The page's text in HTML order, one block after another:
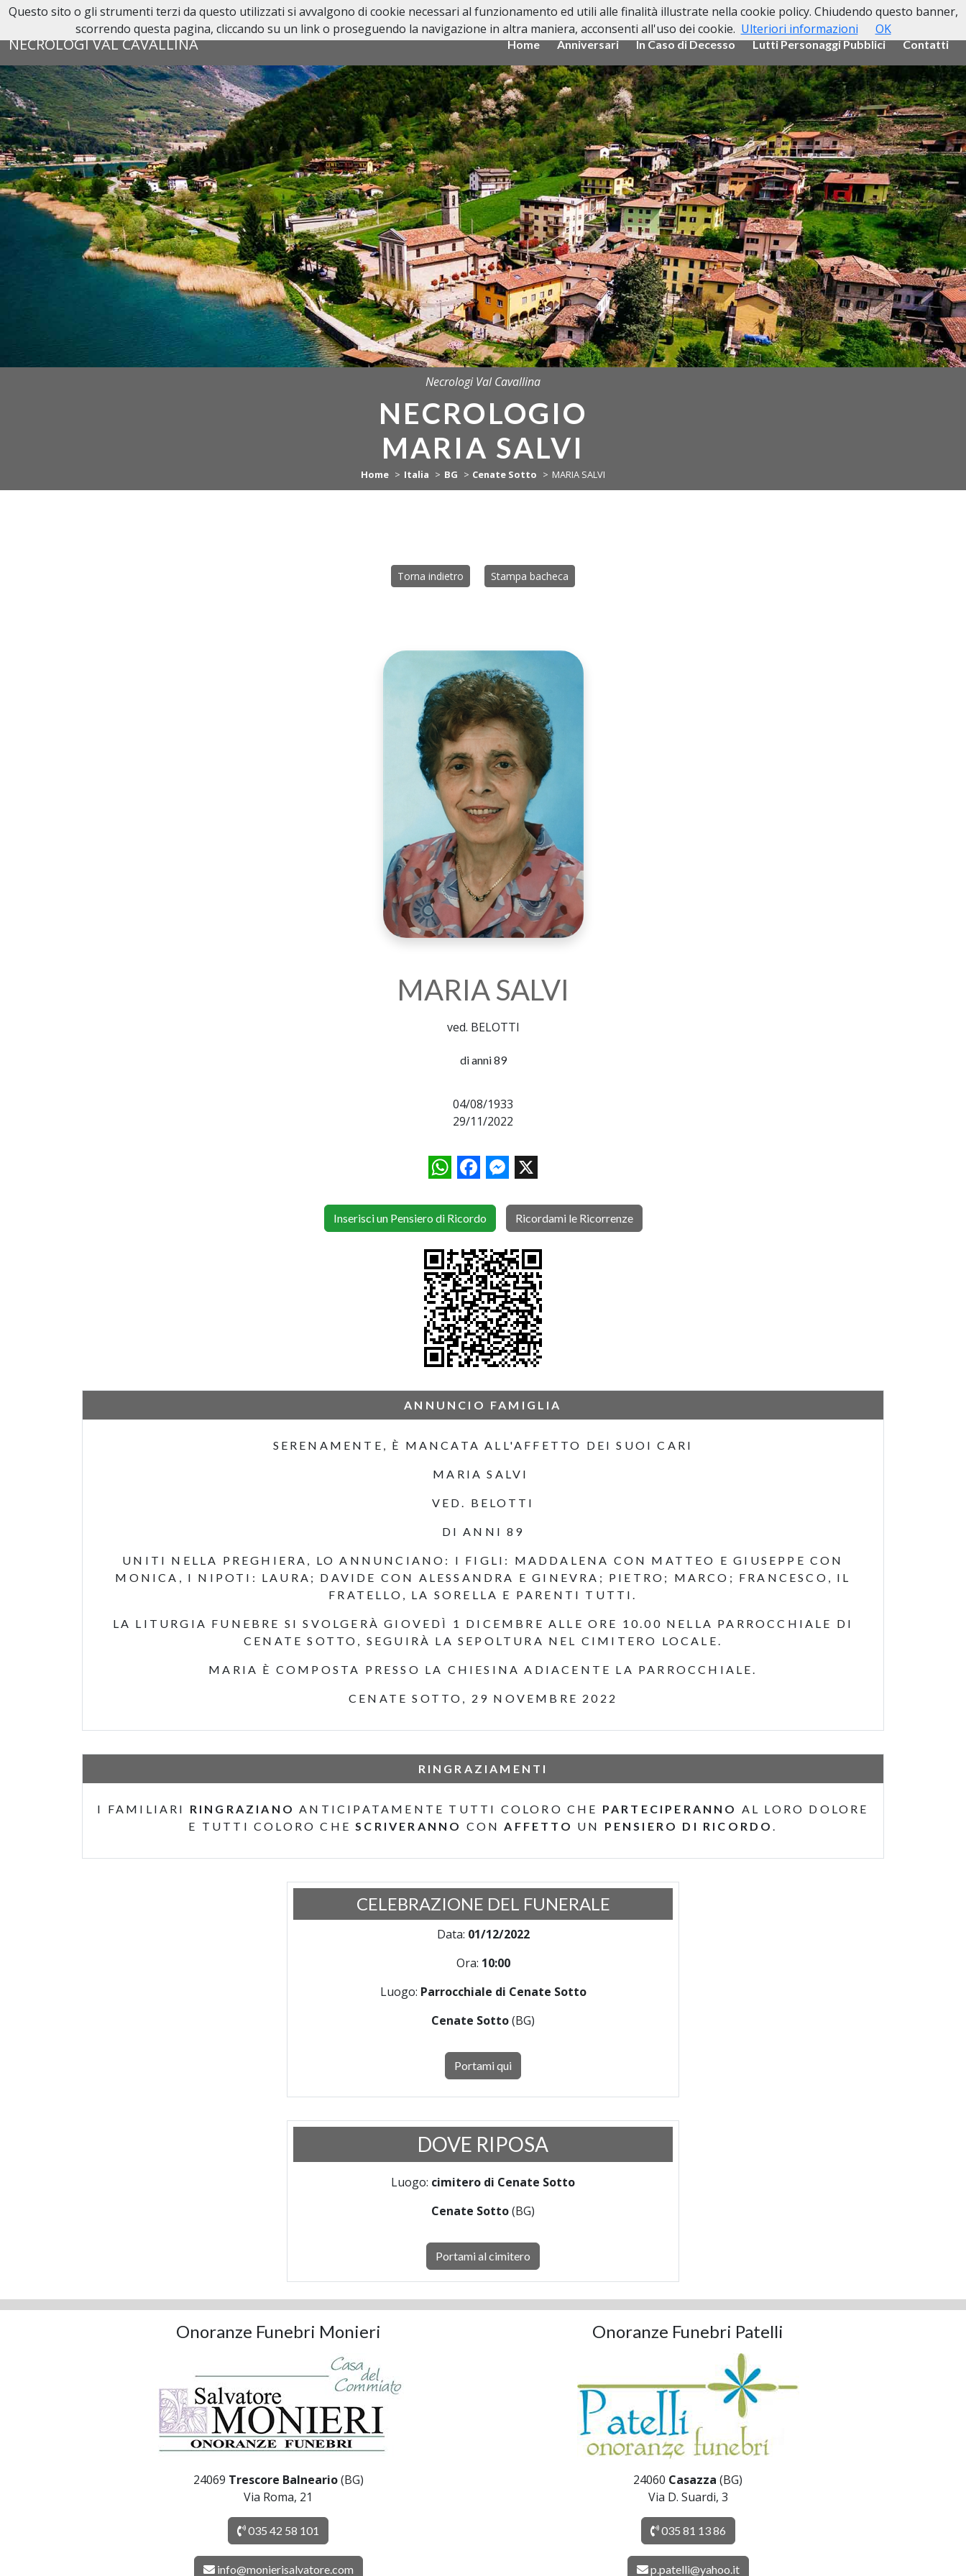
Reperibilità H24: 035 42 58 101
NECROLOGI VAL CAVALLINA Home Anniversari In Caso di Decesso Lutti Personaggi Pubblici Contatti
Necrologi Val Cavallina
NECROLOGIO
MARIA SALVI
Home Italia BG Cenate Sotto MARIA SALVI
Torna indietro Stampa bacheca
MARIA SALVI
ved. BELOTTI
di anni 89
04/08/1933
29/11/2022
WhatsAppFacebookMessenger
X
Inserisci un Pensiero di Ricordo Ricordami le Ricorrenze
ANNUNCIO FAMIGLIA
SERENAMENTE, È MANCATA ALL'AFFETTO DEI SUOI CARI
MARIA SALVI
VED. BELOTTI
DI ANNI 89
UNITI NELLA PREGHIERA, LO ANNUNCIANO: I FIGLI: MADDALENA CON MATTEO E GIUSEPPE CON
MONICA, I NIPOTI: LAURA; DAVIDE CON ALESSANDRA E GINEVRA; PIETRO; MARCO; FRANCESCO, IL
FRATELLO, LA SORELLA E PARENTI TUTTI.
LA LITURGIA FUNEBRE SI SVOLGERÀ GIOVEDÌ 1 DICEMBRE ALLE ORE 10.00 NELLA PARROCCHIALE DI
CENATE SOTTO, SEGUIRÀ LA SEPOLTURA NEL CIMITERO LOCALE.
MARIA È COMPOSTA PRESSO LA CHIESINA ADIACENTE LA PARROCCHIALE.
CENATE SOTTO, 29 NOVEMBRE 2022
RINGRAZIAMENTI
I FAMILIARI RINGRAZIANO ANTICIPATAMENTE TUTTI COLORO CHE PARTECIPERANNO AL LORO DOLORE
E TUTTI COLORO CHESCRIVERANNO CONAFFETTO UN PENSIERO DI RICORDO.
CELEBRAZIONE DEL FUNERALE
Data: 01/12/2022
Ora: 10:00
Luogo: Parrocchiale di Cenate Sotto
Cenate Sotto(BG)
Portami qui
DOVE RIPOSA
Luogo: cimitero di Cenate Sotto
Cenate Sotto(BG)
Portami al cimitero
Onoranze Funebri Monieri
24069 Trescore Balneario(BG)
Via Roma, 21
035 42 58 101
info@monierisalvatore.com
Onoranze Funebri Patelli
24060 Casazza (BG)
Via D. Suardi, 3
035 81 13 86
p.patelli@yahoo.it
Questo sito o gli strumenti terzi da questo utilizzati si avvalgono di cookie necessari al funzionamento ed utili alle finalità illustrate nella cookie policy. Chiudendo questo banner,
scorrendo questa pagina, cliccando su un link o proseguendo la navigazione in altra maniera, acconsenti all'uso dei cookie. Ulteriori informazioni OK